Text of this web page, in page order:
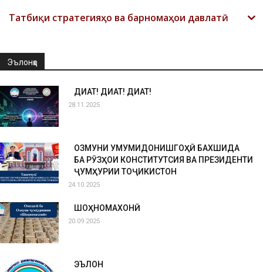
Татбиқи стратегияҳо ва барномаҳои давлатӣ
Эълонҳо
ДИҚҚАТ! ДИҚҚАТ! ДИҚҚАТ!
28.11.2025
ОЗМУНИ УМУМИДОНИШГОҲӢ БАХШИДА
БА РӮЗҲОИ КОНСТИТУТСИЯ ВА ПРЕЗИДЕНТИ
ҶУМҲУРИИ ТОҶИКИСТОН
24.10.2025
ШОҲНОМАХОНӢ
20.09.2025
ЭЪЛОН